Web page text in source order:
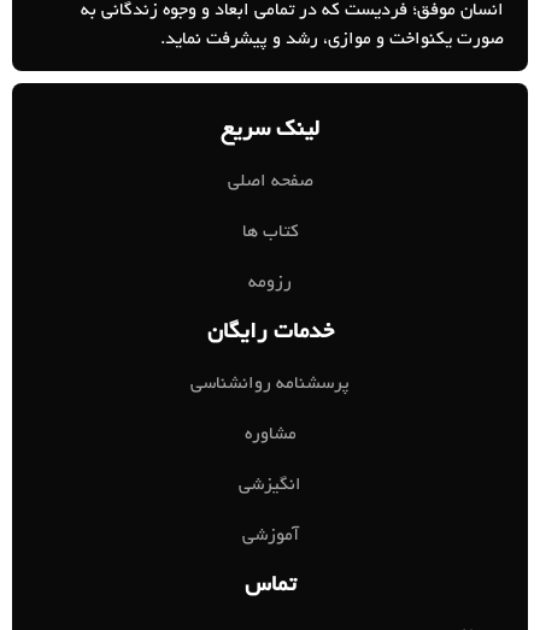
انسان موفق؛ فردیست که در تمامی ابعاد و وجوه زندگانی به
صورت یکنواخت و موازی، رشد و پیشرفت نماید.
لینک سریع
صفحه اصلی
کتاب ها
رزومه
خدمات رایگان
پرسشنامه روانشناسی
مشاوره
انگیزشی
آموزشی
تماس